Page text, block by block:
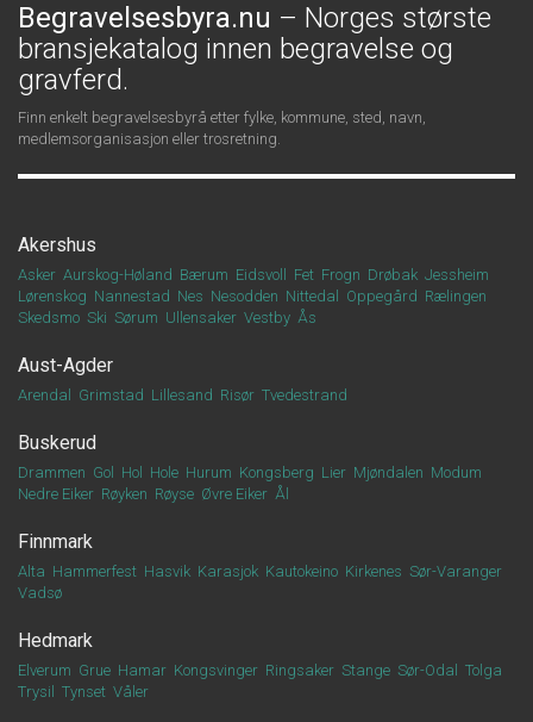
Begravelsesbyra.nu – Norges største
bransjekatalog innen begravelse og
gravferd.
Finn enkelt begravelsesbyrå etter fylke, kommune, sted, navn,
medlemsorganisasjon eller trosretning.
Akershus
Asker Aurskog-Høland Bærum Eidsvoll Fet Frogn Drøbak Jessheim
Lørenskog Nannestad Nes Nesodden Nittedal Oppegård Rælingen
Skedsmo Ski Sørum Ullensaker Vestby Ås
Aust-Agder
Arendal Grimstad Lillesand Risør Tvedestrand
Buskerud
Drammen Gol Hol Hole Hurum Kongsberg Lier Mjøndalen Modum
Nedre Eiker Røyken Røyse Øvre Eiker Ål
Finnmark
Alta Hammerfest Hasvik Karasjok Kautokeino Kirkenes Sør-Varanger
Vadsø
Hedmark
Elverum Grue Hamar Kongsvinger Ringsaker Stange Sør-Odal
Tolga
Trysil
Tynset Våler